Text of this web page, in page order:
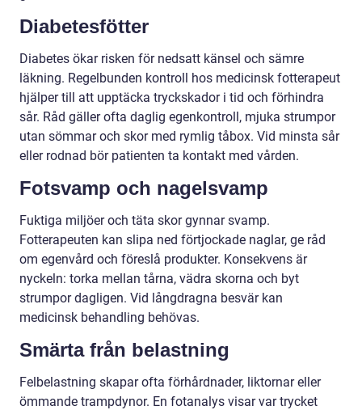
Diabetesfötter
Diabetes ökar risken för nedsatt känsel och sämre
läkning. Regelbunden kontroll hos medicinsk fotterapeut
hjälper till att upptäcka tryckskador i tid och förhindra
sår. Råd gäller ofta daglig egenkontroll, mjuka strumpor
utan sömmar och skor med rymlig tåbox. Vid minsta sår
eller rodnad bör patienten ta kontakt med vården.
Fotsvamp och nagelsvamp
Fuktiga miljöer och täta skor gynnar svamp.
Fotterapeuten kan slipa ned förtjockade naglar, ge råd
om egenvård och föreslå produkter. Konsekvens är
nyckeln: torka mellan tårna, vädra skorna och byt
strumpor dagligen. Vid långdragna besvär kan
medicinsk behandling behövas.
Smärta från belastning
Felbelastning skapar ofta förhårdnader, liktornar eller
ömmande trampdynor. En fotanalys visar var trycket